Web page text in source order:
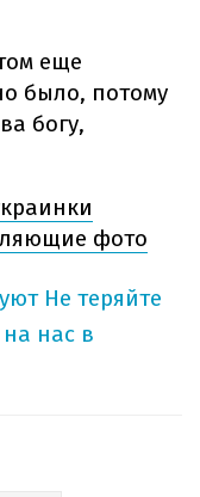
еще
было, потому
богу,
фото
Не теряйте
нас в